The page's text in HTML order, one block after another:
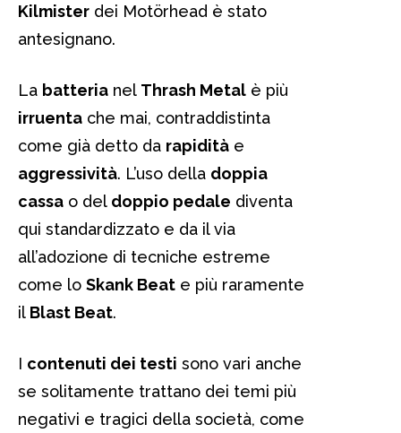
Kilmister dei Motörhead è stato
antesignano.
La batteria nel Thrash Metal è più
irruenta che mai, contraddistinta
come già detto da rapidità e
aggressività. L’uso della doppia
cassa o del doppio pedale diventa
qui standardizzato e da il via
all’adozione di tecniche estreme
come lo Skank Beat e più raramente
il Blast Beat.
I contenuti dei testi sono vari anche
se solitamente trattano dei temi più
negativi e tragici della società, come